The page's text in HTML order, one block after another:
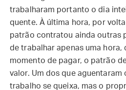
trabalharam portanto o dia
quente. À última hora, por
patrão contratou ainda outras
de trabalhar apenas uma hora,
momento de pagar, o patrão
valor. Um dos que aguentaram
trabalho se queixa, mas o